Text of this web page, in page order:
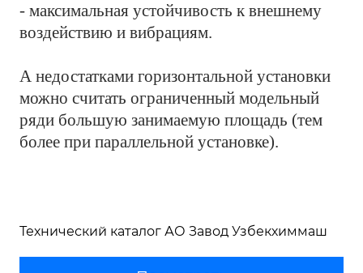
- максимальная устойчивость к внешнему
воздействию и вибрациям.
А недостатками горизонтальной установки
можно считать ограниченный модельный
ряди большую занимаемую площадь (тем
более при параллельной установке).
Технический каталог АО Завод Узбекхиммаш